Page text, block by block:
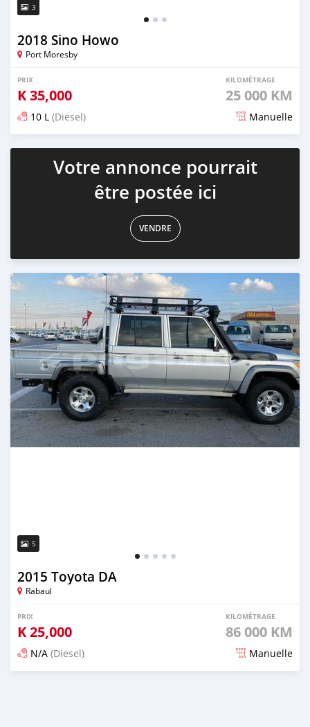
3
2018 Sino Howo
Port Moresby
PRIX
K35,000
KILOMÉTRAGE
25 000 KM
10 L (Diesel) Manuelle
Publié il y a presque 3 ans
Votre annonce pourrait
être postée ici
VENDRE
5
2015 Toyota DA
Rabaul
PRIX
K25,000
KILOMÉTRAGE
86 000 KM
N/A (Diesel) Manuelle